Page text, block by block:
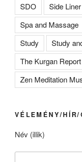
SDO
Side Liner
Spa and Massage
Study
Study
The Kurgan Report
Zen Meditation
VÉLEMÉNY/HÍR/
Név (illik)